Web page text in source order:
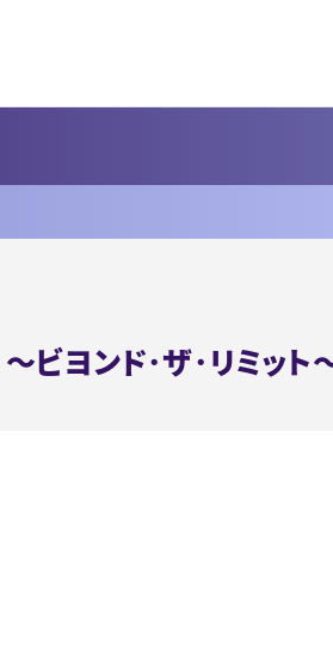
～ビヨンド･ザ･リミット